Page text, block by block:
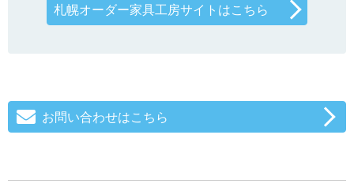
札幌オーダー家具工房サイトはこちら
お問い合わせはこちら